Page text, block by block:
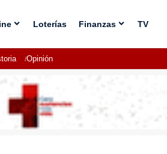
Loterías Finanzas TV
Opinión